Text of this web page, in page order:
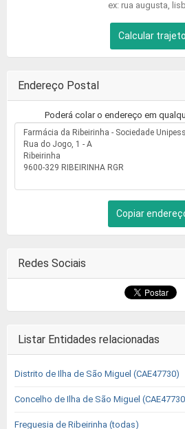
ex: rua augusta,
Calcular trajeto
Endereço Postal
Poderá colar o endereço em
Copiar
Redes Sociais
Listar Entidades relacionadas
Distrito de Ilha de São Miguel (CAE47730)
Concelho de Ilha de São Miguel
Freguesia de Ribeirinha (todas)